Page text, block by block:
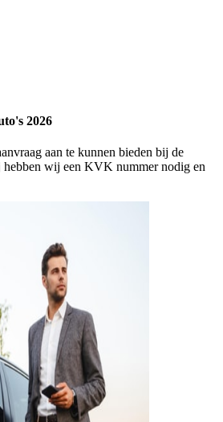
2026
aan te kunnen bieden bij de
hebben wij een KVK nummer nodig en